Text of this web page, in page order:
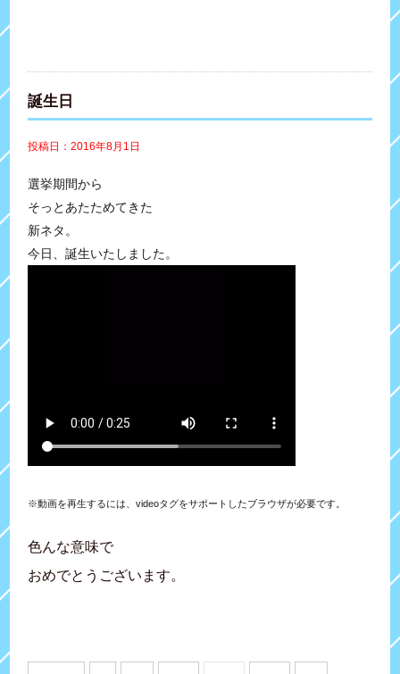
誕生日
投稿日：2016年8月1日
選挙期間から
そっとあたためてきた
新ネタ。
今日、誕生いたしました。
※動画を再生するには、videoタグをサポートしたブラウザが必要です。
色んな意味で
おめでとうございます。